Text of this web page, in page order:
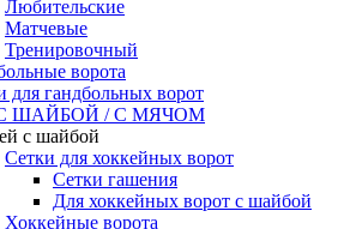
Любительские
Матчевые
Тренировочный
ворота
для гандбольных ворот
ШАЙБОЙ / С МЯЧОМ
с шайбой
Сетки для хоккейных ворот
Сетки гашения
Для хоккейных ворот с шайбой
Хоккейные ворота